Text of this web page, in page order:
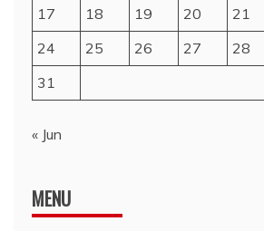
17
18 19 20 21
24
25 26 27 28
31
« Jun
MENU